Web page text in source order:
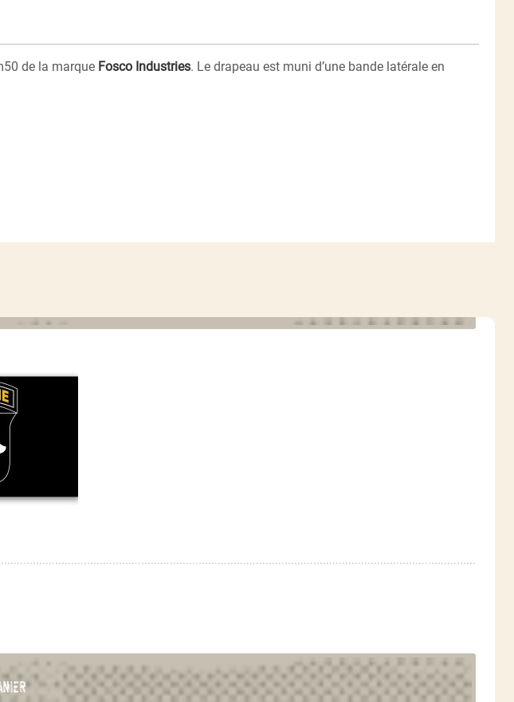
de la marque Fosco Industries. Le drapeau est muni d’une bande latérale en